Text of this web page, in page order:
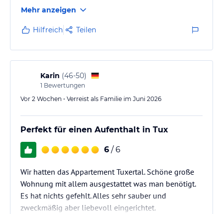
Wohnungen zu kommen.
Brigitte ist eine hervorragende Gastgeberin. Der
persönliche Kontakt vor und während des
Aufenthalts ist extrem angenehm und
freundschaftlich. Brigitte und ihr Mann Stanis sorgen
dafür, dass es an nichts fehlt.
Hier ist es immerwieder schön!
Mehr anzeigen
Hilfreich Teilen
Karin (46-50)
1 Bewertungen
Vor 2 Wochen • Verreist als Familie im Juni 2026
Perfekt für einen Aufenthalt in Tux
6 / 6
Wir hatten das Appartement Tuxertal. Schöne große
Wohnung mit allem ausgestattet was man benötigt.
Es hat nichts gefehlt. Alles sehr sauber und
zweckmäßig aber liebevoll eingerichtet.